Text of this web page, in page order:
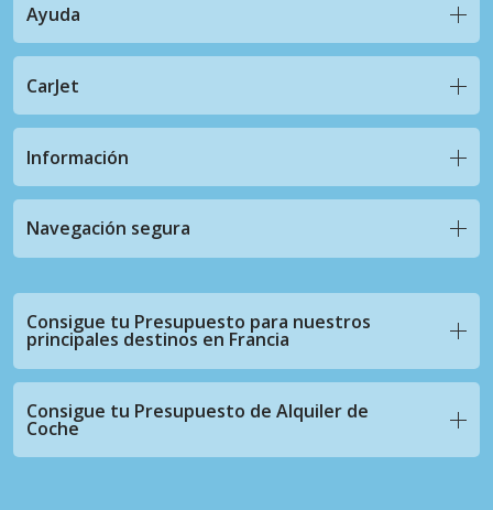
Ayuda
CarJet
Información
Navegación segura
Consigue tu Presupuesto para nuestros
principales destinos en Francia
Consigue tu Presupuesto de Alquiler de
Coche